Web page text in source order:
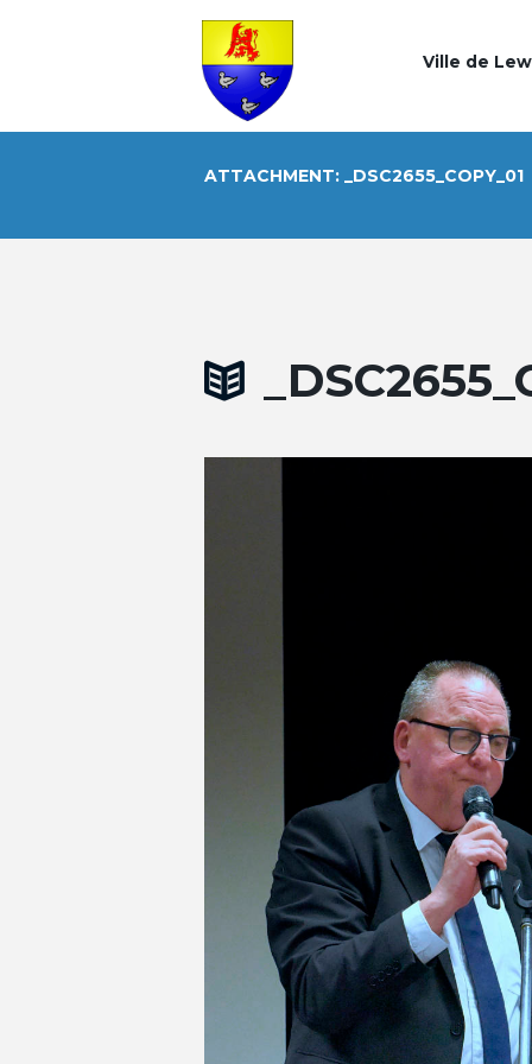
Ville de
ATTACHMENT: _DSC2655_COPY_01